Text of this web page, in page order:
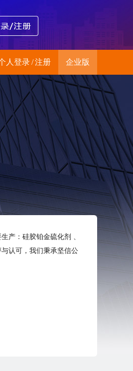
人登录/注册 企业版
产：硅胶铂金硫化剂 、
认可，我们秉承坚信公